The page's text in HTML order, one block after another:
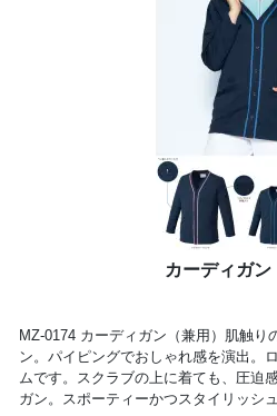
カーディガン
MZ-0174 カーディガン（兼用）肌触
ン。パイピングでおしゃれ感を演出。
ムです。スクラブの上に着ても、圧迫
ガン。スポーティーかつスタイリッシ